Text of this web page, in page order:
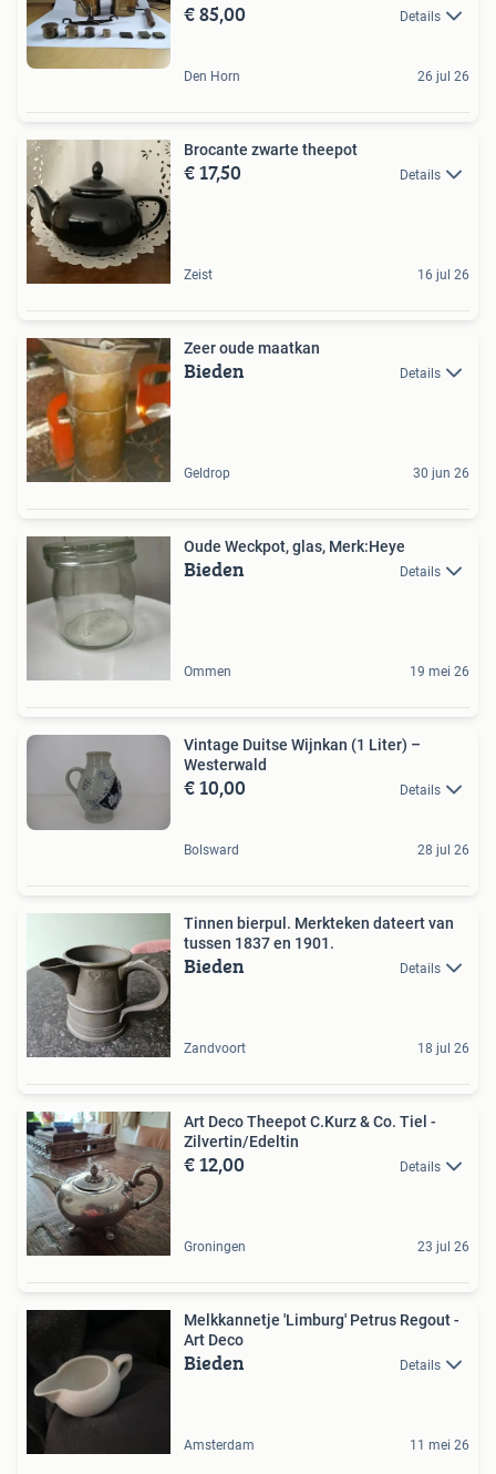
€ 85,00 Details
Den Horn 26 jul 26
Brocante zwarte theepot
€ 17,50 Details
Zeist 16 jul 26
Zeer oude maatkan
Bieden Details
Geldrop 30 jun 26
Oude Weckpot, glas, Merk:Heye
Bieden Details
Ommen 19 mei 26
Vintage Duitse Wijnkan (1 Liter) –
Westerwald
€ 10,00 Details
Bolsward 28 jul 26
Tinnen bierpul. Merkteken dateert van
tussen 1837 en 1901.
Bieden Details
Zandvoort 18 jul 26
Art Deco Theepot C.Kurz & Co. Tiel -
Zilvertin/Edeltin
€ 12,00 Details
Groningen 23 jul 26
Melkkannetje 'Limburg' Petrus Regout -
Art Deco
Bieden Details
Amsterdam 11 mei 26